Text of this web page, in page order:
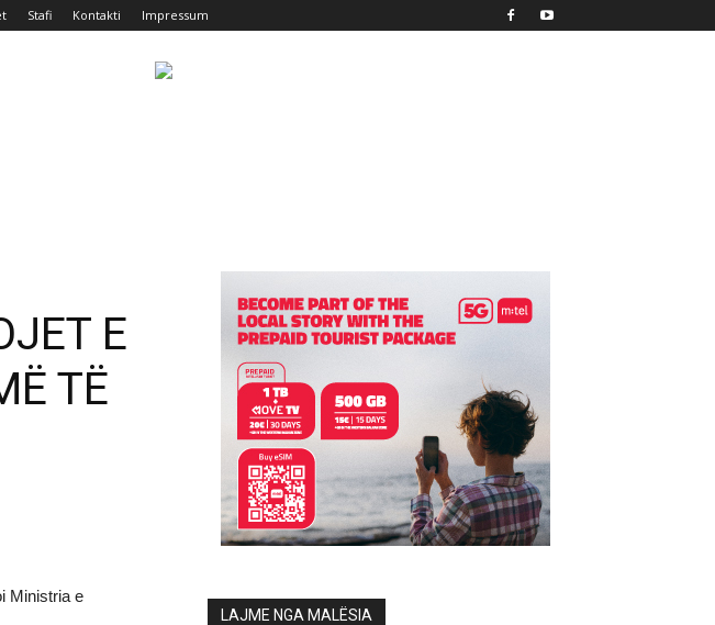
Stafi Kontakti Impressum
E
TË
Ministria e
LAJME NGA MALËSIA